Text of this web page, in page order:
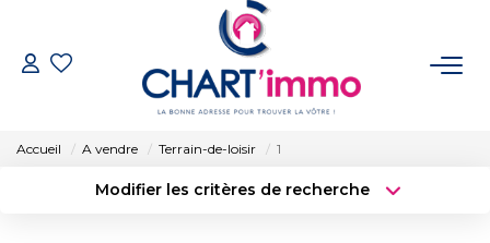
ACHETER
Accueil A vendre Terrain-de-loisir 1
Modifier les critères de recherche